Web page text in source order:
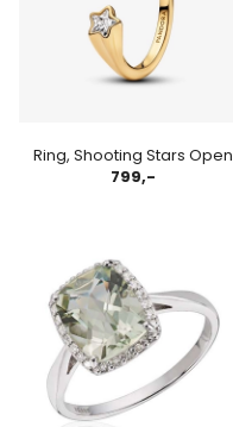
Ring, Shooting Stars Open
799,-